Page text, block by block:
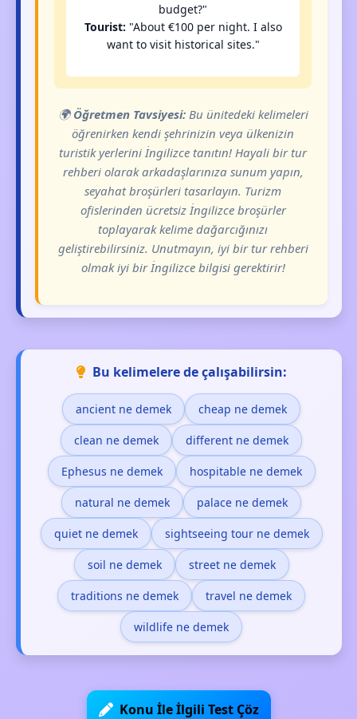
budget?"
Tourist: "About €100 per night. I also
want to visit historical sites."
🌍 Öğretmen Tavsiyesi:Bu ünitedeki kelimeleri
öğrenirken kendi şehrinizin veya ülkenizin
turistik yerlerini İngilizce tanıtın! Hayali bir tur
rehberi olarak arkadaşlarınıza sunum yapın,
seyahat broşürleri tasarlayın. Turizm
ofislerinden ücretsiz İngilizce broşürler
toplayarak kelime dağarcığınızı
geliştirebilirsiniz. Unutmayın, iyi bir tur rehberi
olmak iyi bir İngilizce bilgisi gerektirir!
Bu kelimelere de çalışabilirsin:
ancient ne demek cheap ne demek
clean ne demek different ne demek
Ephesus ne demek hospitable ne demek
natural ne demek palace ne demek
quiet ne demek sightseeing tour ne demek
soil ne demek street ne demek
traditions ne demek travel ne demek
wildlife ne demek
Konu İle İlgili Test Çöz